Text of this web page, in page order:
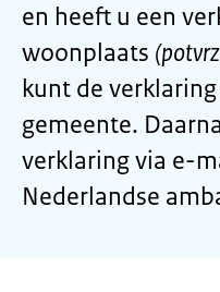
en heeft u een
woonplaats
kunt de
gemeente.
verklaring via e-
Nederlandse